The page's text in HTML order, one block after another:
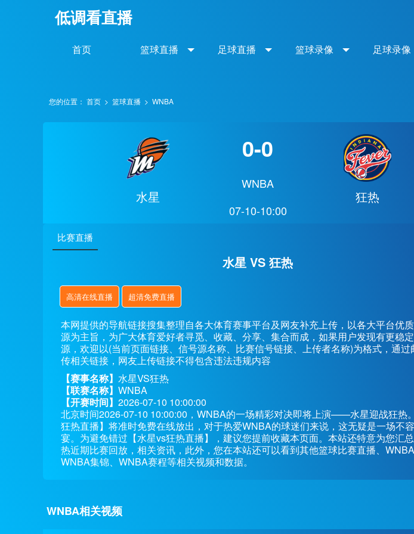
低调看直播
首页 篮球直播 足球直播 篮球录像 足球录像
您的位置： 首页 > 篮球直播 > WNBA
水星
0-0
WNBA
07-10-10:00
狂热
比赛直播
水星 VS 狂热
高清在线直播 超清免费直播
本网提供的导航链接搜集整理自各大体育赛事平台及网友补充上传，以各大平台优
源为主旨，为广大体育爱好者寻觅、收藏、分享、集合而成，如果用户发现有更稳
源，欢迎以(当前页面链接、信号源名称、比赛信号链接、上传者名称)为格式，通过
传相关链接，网友上传链接不得包含违法违规内容
【赛事名称】 水星VS狂热
【联赛名称】 WNBA
【开赛时间】 2026-07-10 10:00:00
北京时间2026-07-10 10:00:00，WNBA的一场精彩对决即将上演——水星迎战狂热
狂热直播】将准时免费在线放出，对于热爱WNBA的球迷们来说，这无疑是一场不
宴。为避免错过【水星vs狂热直播】，建议您提前收藏本页面。本站还特意为您汇
热近期比赛回放，相关资讯，此外，您在本站还可以看到其他篮球比赛直播、WNBA
WNBA集锦、WNBA赛程等相关视频和数据。
WNBA相关视频